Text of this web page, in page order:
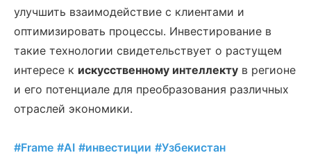
улучшить взаимодействие с клиентами и
оптимизировать процессы. Инвестирование в
такие технологии свидетельствует о растущем
интересе к искусственному интеллекту в регионе
и его потенциале для преобразования различных
отраслей экономики.
#Frame #AI #инвестиции #Узбекистан